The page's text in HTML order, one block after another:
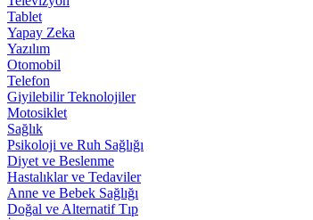
Tablet
Yapay Zeka
Yazılım
Otomobil
Telefon
Giyilebilir Teknolojiler
Motosiklet
Sağlık
Psikoloji ve Ruh Sağlığı
Diyet ve Beslenme
Hastalıklar ve Tedaviler
Anne ve Bebek Sağlığı
Doğal ve Alternatif Tıp